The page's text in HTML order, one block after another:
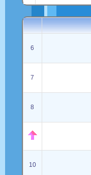
6
7
8
10